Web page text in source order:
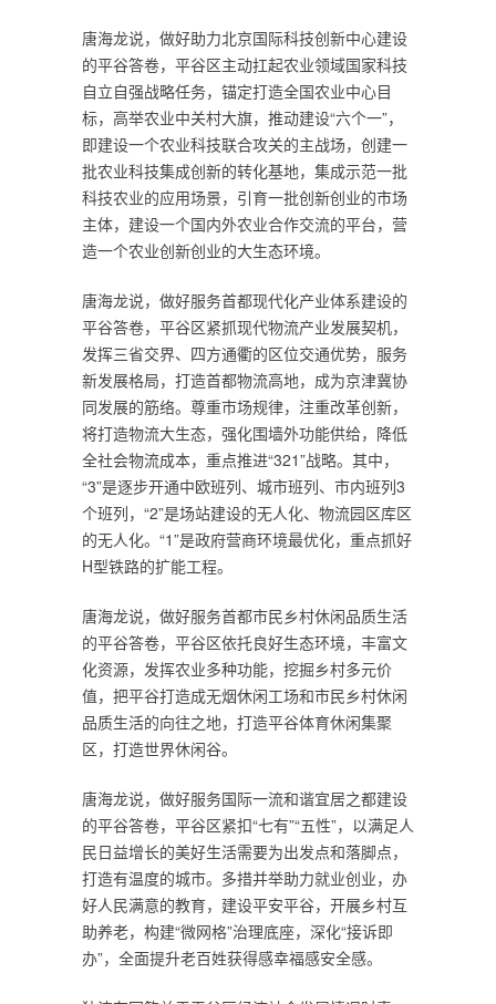
唐海龙说，做好助力北京国际科技创新中心建设
的平谷答卷，平谷区主动扛起农业领域国家科技
自立自强战略任务，锚定打造全国农业中心目
标，高举农业中关村大旗，推动建设“六个一”，
即建设一个农业科技联合攻关的主战场，创建一
批农业科技集成创新的转化基地，集成示范一批
科技农业的应用场景，引育一批创新创业的市场
主体，建设一个国内外农业合作交流的平台，营
造一个农业创新创业的大生态环境。
唐海龙说，做好服务首都现代化产业体系建设的
平谷答卷，平谷区紧抓现代物流产业发展契机，
发挥三省交界、四方通衢的区位交通优势，服务
新发展格局，打造首都物流高地，成为京津冀协
同发展的筋络。尊重市场规律，注重改革创新，
将打造物流大生态，强化围墙外功能供给，降低
全社会物流成本，重点推进“321”战略。其中，
“3”是逐步开通中欧班列、城市班列、市内班列3
个班列，“2”是场站建设的无人化、物流园区库区
的无人化。“1”是政府营商环境最优化，重点抓好
H型铁路的扩能工程。
唐海龙说，做好服务首都市民乡村休闲品质生活
的平谷答卷，平谷区依托良好生态环境，丰富文
化资源，发挥农业多种功能，挖掘乡村多元价
值，把平谷打造成无烟休闲工场和市民乡村休闲
品质生活的向往之地，打造平谷体育休闲集聚
区，打造世界休闲谷。
唐海龙说，做好服务国际一流和谐宜居之都建设
的平谷答卷，平谷区紧扣“七有”“五性”，以满足人
民日益增长的美好生活需要为出发点和落脚点，
打造有温度的城市。多措并举助力就业创业，办
好人民满意的教育，建设平安平谷，开展乡村互
助养老，构建“微网格”治理底座，深化“接诉即
办”，全面提升老百姓获得感幸福感安全感。